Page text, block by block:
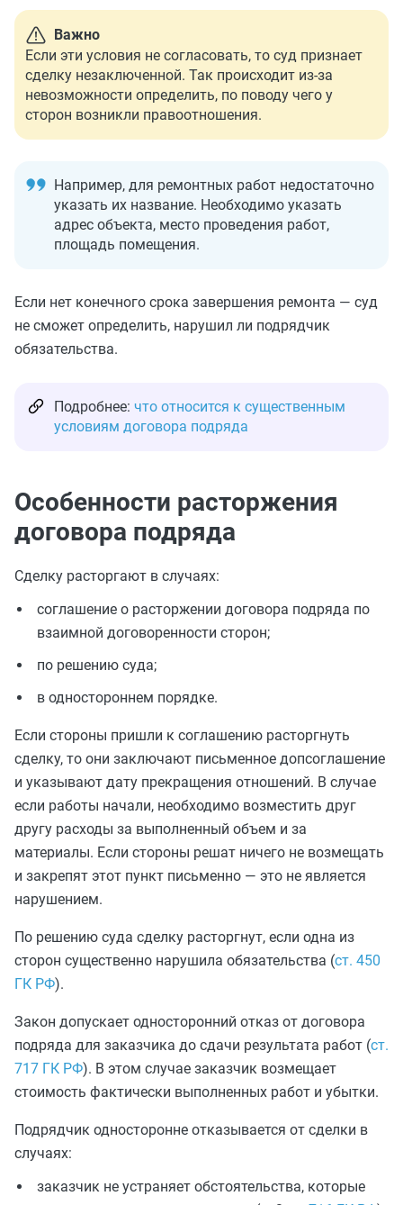
Важно
Если эти условия не согласовать, то суд признает
сделку незаключенной. Так происходит из-за
невозможности определить, по поводу чего у
сторон возникли правоотношения.
Например, для ремонтных работ недостаточно
указать их название. Необходимо указать
адрес объекта, место проведения работ,
площадь помещения.
Если нет конечного срока завершения ремонта — суд
не сможет определить, нарушил ли подрядчик
обязательства.
Подробнее: что относится к существенным
условиям договора подряда
Особенности расторжения
договора подряда
Сделку расторгают в случаях:
соглашение о расторжении договора подряда по
взаимной договоренности сторон;
по решению суда;
в одностороннем порядке.
Если стороны пришли к соглашению расторгнуть
сделку, то они заключают письменное допсоглашение
и указывают дату прекращения отношений. В случае
если работы начали, необходимо возместить друг
другу расходы за выполненный объем и за
материалы. Если стороны решат ничего не возмещать
и закрепят этот пункт письменно — это не является
нарушением.
По решению суда сделку расторгнут, если одна из
сторон существенно нарушила обязательства (ст. 450
ГК РФ).
Закон допускает односторонний отказ от договора
подряда для заказчика до сдачи результата работ (ст.
717 ГК РФ). В этом случае заказчик возмещает
стоимость фактически выполненных работ и убытки.
Подрядчик односторонне отказывается от сделки в
случаях:
заказчик не устраняет обстоятельства, которые